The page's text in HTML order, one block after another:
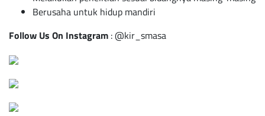
Berusaha untuk hidup mandiri
Follow Us On Instagram :@kir_smasa